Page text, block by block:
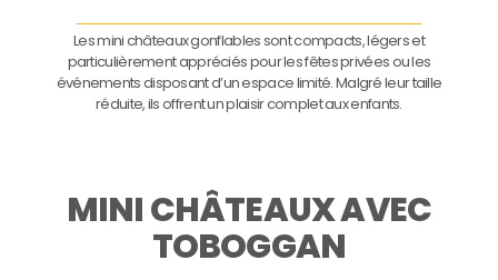
Les mini châteaux gonflables sont compacts, légers et
particulièrement appréciés pour les fêtes privées ou les
événements disposant d’un espace limité. Malgré leur taille
réduite, ils offrent un plaisir complet aux enfants.
MINI CHÂTEAUX AVEC
TOBOGGAN